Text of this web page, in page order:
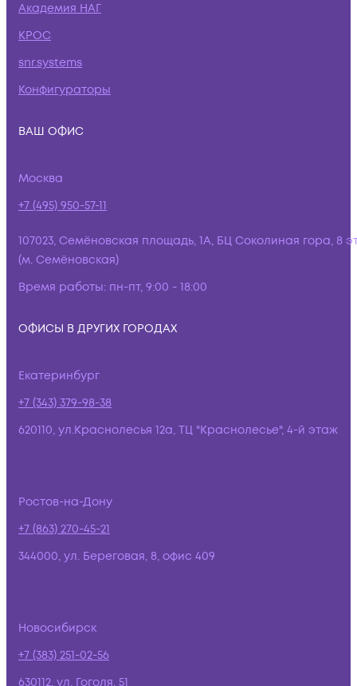
Академия НАГ
КРОС
snr.systems
Конфигураторы
ВАШ ОФИС
Москва
+7 (495) 950-57-11
107023, Семёновская площадь, 1А, БЦ Соколиная гора, 8
(м. Семёновская)
Время работы: пн-пт, 9:00 - 18:00
ОФИСЫ В ДРУГИХ ГОРОДАХ
Екатеринбург
+7 (343) 379-98-38
620110, ул.Краснолесья 12а, ТЦ "Краснолесье", 4-й этаж
Ростов-на-Дону
+7 (863) 270-45-21
344000, ул. Береговая, 8, офис 409
Новосибирск
+7 (383) 251-02-56
630112, ул. Гоголя, 51